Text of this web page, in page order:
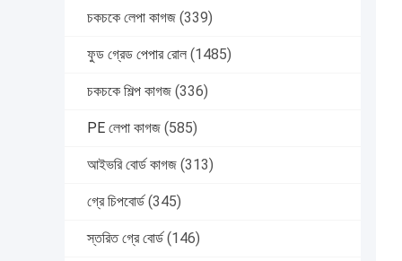
চকচকে লেপা কাগজ (339)
ফুড গ্রেড পেপার রোল (1485)
চকচকে শিল্প কাগজ (336)
PE লেপা কাগজ (585)
আইভরি বোর্ড কাগজ (313)
গ্রে চিপবোর্ড (345)
স্তরিত গ্রে বোর্ড (146)